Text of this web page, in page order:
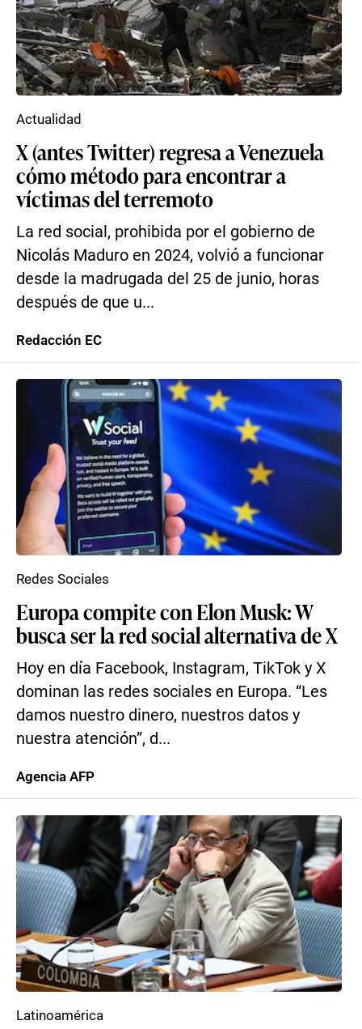
X (antes Twitter) regresa a Venezuela
cómo método para encontrar a
víctimas del terremoto
La red social, prohibida por el gobierno de
Nicolás Maduro en 2024, volvió a funcionar
desde la madrugada del 25 de junio, horas
después de que u...
Actualidad
Redacción EC
Europa compite con Elon Musk: W
busca ser la red social alternativa de X
Hoy en día Facebook, Instagram, TikTok y X
dominan las redes sociales en Europa. “Les
damos nuestro dinero, nuestros datos y
nuestra atención”, d...
Redes Sociales
Agencia AFP
Latinoamérica